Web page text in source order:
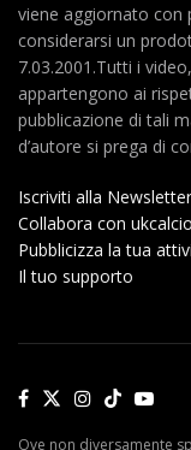
viene aggiornato con
considerarsi un
7.03.2001.Tutti i
appartengono ai
pubblicazione di tali
d’autore si prega di
Iscriviti alla Newsletter
Collabora con
Pubblicizza la tua
Il tuo supporto
Ove non diversamente